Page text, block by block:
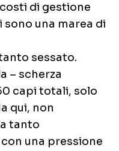
di gestione
una marea di
sessato.
– scherza
capi totali, solo
qui, non
tanto
una pressione